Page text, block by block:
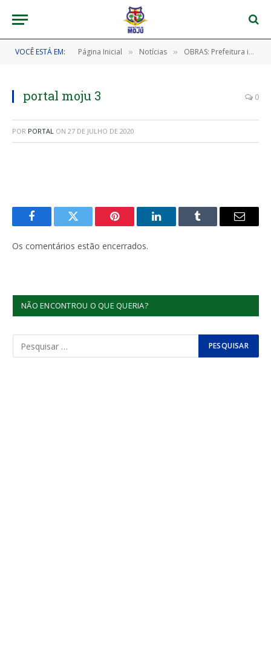
VOCÊ ESTÁ EM: Página Inicial » Notícias » OBRAS: Prefeitura inaugura o Novo Portal da cidade.
portal moju 3 0
POR PORTAL ON 27 DE JULHO DE 2020
FacebookTwitter Pinterest LinkedInTumblr
E-
Os comentários estão encerrados.
NÃO ENCONTROU O QUE QUERIA?